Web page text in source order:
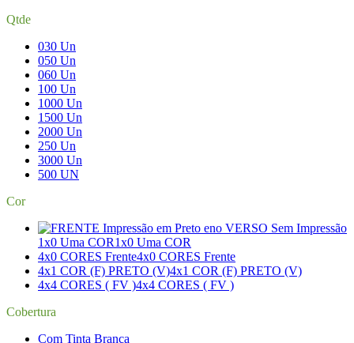
Qtde
030 Un
050 Un
060 Un
100 Un
1000 Un
1500 Un
2000 Un
250 Un
3000 Un
500 UN
Cor
1x0 Uma COR1x0 Uma COR
4x0 CORES Frente4x0 CORES Frente
4x1 COR (F) PRETO (V)4x1 COR (F) PRETO (V)
4x4 CORES ( FV )4x4 CORES ( FV )
Cobertura
Com Tinta Branca